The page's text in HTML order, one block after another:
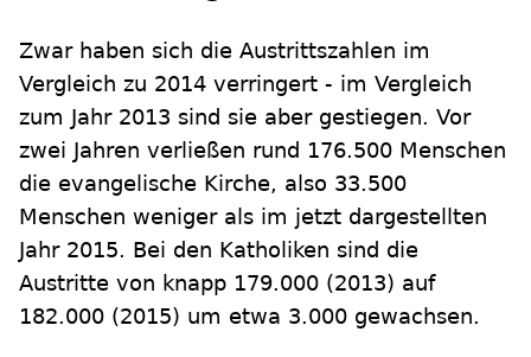
Zwar haben sich die Austrittszahlen im
Vergleich zu 2014 verringert - im Vergleich
zum Jahr 2013 sind sie aber gestiegen. Vor
zwei Jahren verließen rund 176.500 Menschen
die evangelische Kirche, also 33.500
Menschen weniger als im jetzt dargestellten
Jahr 2015. Bei den Katholiken sind die
Austritte von knapp 179.000 (2013) auf
182.000 (2015) um etwa 3.000 gewachsen.